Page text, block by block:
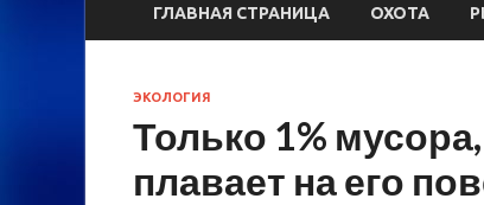
ГЛАВНАЯ СТРАНИЦА ОХОТА
ЭКОЛОГИЯ
Только 1%
плавает на его